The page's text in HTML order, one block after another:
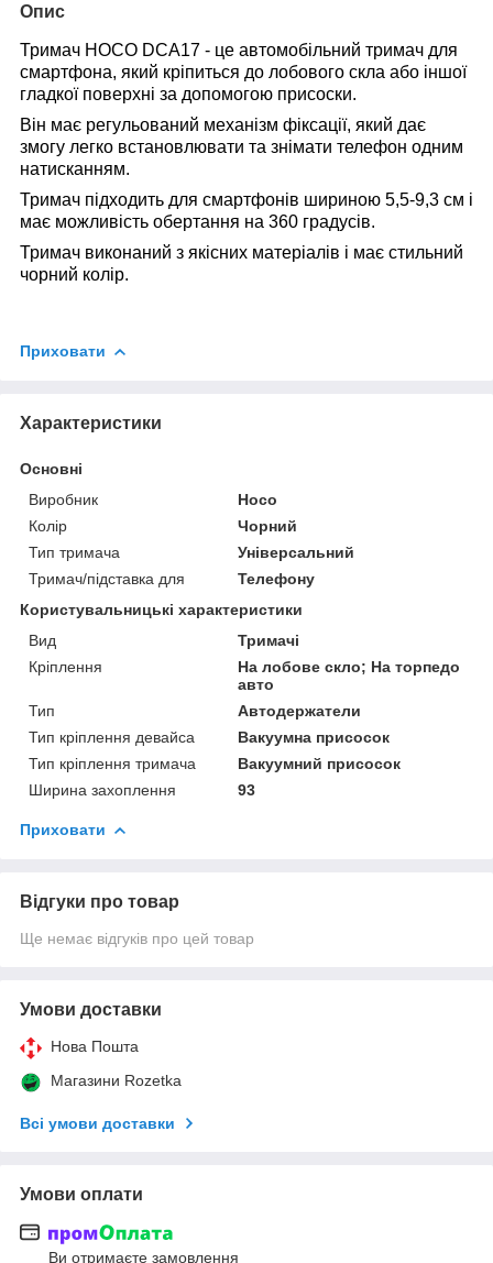
Опис
Тримач HOCO DCA17 - це автомобільний тримач для
смартфона, який кріпиться до лобового скла або іншої
гладкої поверхні за допомогою присоски.
Він має регульований механізм фіксації, який дає
змогу легко встановлювати та знімати телефон одним
натисканням.
Тримач підходить для смартфонів шириною 5,5-9,3 см і
має можливість обертання на 360 градусів.
Тримач виконаний з якісних матеріалів і має стильний
чорний колір.
Приховати
Характеристики
Основні
Виробник
Hoco
Колір
Чорний
Тип тримача
Універсальний
Тримач/підставка для
Телефону
Користувальницькі характеристики
Вид
Тримачі
Кріплення
На лобове скло; На торпедо
авто
Тип
Автодержатели
Тип кріплення девайса
Вакуумна присосок
Тип кріплення тримача
Вакуумний присосок
Ширина захоплення
93
Приховати
Відгуки про товар
Ще немає відгуків про цей товар
Умови доставки
Нова Пошта
Магазини Rozetka
Всі умови доставки
Умови оплати
Ви отримаєте замовлення